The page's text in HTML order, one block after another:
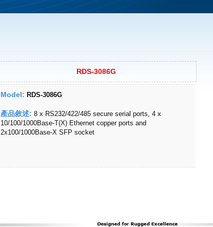
RDS-3086G
Model: RDS-3086G
產品敘述: 8 x RS232/422/485 secure serial ports, 4 x
10/100/1000Base-T(X) Ethernet copper ports and
2x100/1000Base-X SFP socket